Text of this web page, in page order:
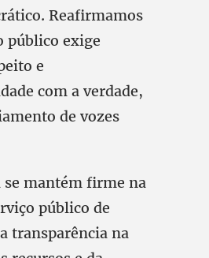
Reafirmamos
público exige
e
com a verdade,
de vozes
se mantém firme na
público de
transparência na